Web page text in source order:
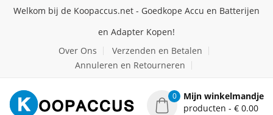
Welkom bij de Koopaccus.net - Goedkope Accu en Batterijen
en Adapter Kopen!
Over Ons
Verzenden en Betalen
Annuleren en Retourneren
0
Mijn winkelmandje
producten - € 0.00